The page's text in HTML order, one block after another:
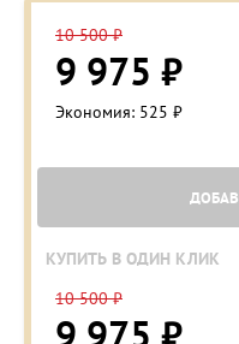
10 500 ₽
9 975 ₽
Экономия: 525 ₽
КУПИТЬ В ОДИН КЛИК
10 500 ₽